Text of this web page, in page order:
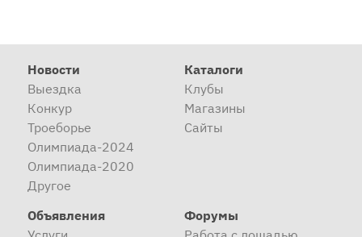
Новости
Выездка
Конкур
Троеборье
Олимпиада-2024
Олимпиада-2020
Другое
Каталоги
Клубы
Магазины
Сайты
Объявления
Форумы